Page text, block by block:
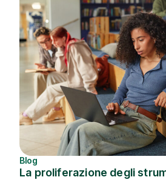
Blog
La proliferazione degli